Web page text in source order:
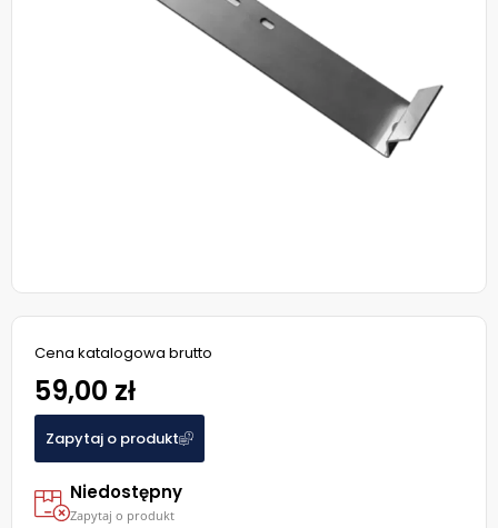
Cena katalogowa brutto
59,00 zł
Zapytaj o produkt
Niedostępny
Zapytaj o produkt